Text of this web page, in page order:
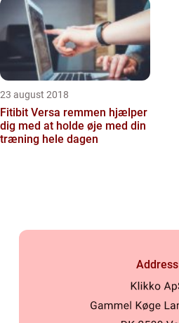
23 august 2018
Fitibit Versa remmen hjælper
dig med at holde øje med din
træning hele dagen
Address